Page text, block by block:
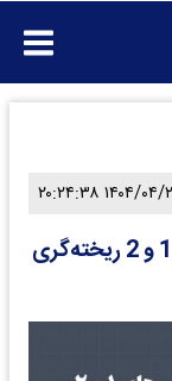
افزایش عمر بهینه سِگمِنت ماشین‌های 1 و 2 ریخته‌گری